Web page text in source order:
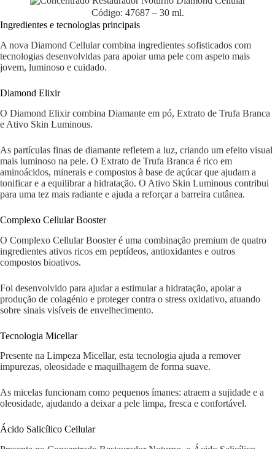
Código: 47687 – 30 ml.
Ingredientes e tecnologias principais
A nova Diamond Cellular combina ingredientes sofisticados com
tecnologias desenvolvidas para apoiar uma pele com aspeto mais
jovem, luminoso e cuidado.
Diamond Elixir
O Diamond Elixir combina Diamante em pó, Extrato de Trufa Branca
e Ativo Skin Luminous.
As partículas finas de diamante refletem a luz, criando um efeito visual
mais luminoso na pele. O Extrato de Trufa Branca é rico em
aminoácidos, minerais e compostos à base de açúcar que ajudam a
tonificar e a equilibrar a hidratação. O Ativo Skin Luminous contribui
para uma tez mais radiante e ajuda a reforçar a barreira cutânea.
Complexo Cellular Booster
O Complexo Cellular Booster é uma combinação premium de quatro
ingredientes ativos ricos em peptídeos, antioxidantes e outros
compostos bioativos.
Foi desenvolvido para ajudar a estimular a hidratação, apoiar a
produção de colagénio e proteger contra o stress oxidativo, atuando
sobre sinais visíveis de envelhecimento.
Tecnologia Micellar
Presente na Limpeza Micellar, esta tecnologia ajuda a remover
impurezas, oleosidade e maquilhagem de forma suave.
As micelas funcionam como pequenos ímanes: atraem a sujidade e a
oleosidade, ajudando a deixar a pele limpa, fresca e confortável.
Ácido Salicílico Cellular